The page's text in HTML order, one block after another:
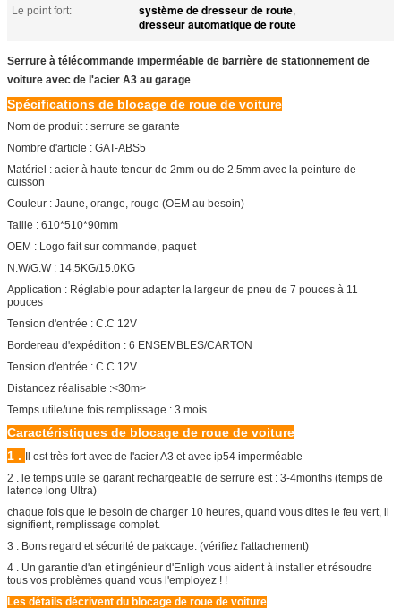
Le point fort: système de dresseur de route,
dresseur automatique de route
Serrure à télécommande imperméable de barrière de stationnement de
voiture avec de l'acier A3 au garage
Spécifications de blocage de roue de voiture
Nom de produit : serrure se garante
Nombre d'article : GAT-ABS5
Matériel : acier à haute teneur de 2mm ou de 2.5mm avec la peinture de
cuisson
Couleur : Jaune, orange, rouge (OEM au besoin)
Taille : 610*510*90mm
OEM : Logo fait sur commande, paquet
N.W/G.W : 14.5KG/15.0KG
Application : Réglable pour adapter la largeur de pneu de 7 pouces à 11
pouces
Tension d'entrée : C.C 12V
Bordereau d'expédition : 6 ENSEMBLES/CARTON
Tension d'entrée : C.C 12V
Distancez réalisable :<30m>
Temps utile/une fois remplissage : 3 mois
Caractéristiques de blocage de roue de voiture
1 . Il est très fort avec de l'acier A3 et avec ip54 imperméable
2 . le temps utile se garant rechargeable de serrure est : 3-4months (temps de
latence long Ultra)
chaque fois que le besoin de charger 10 heures, quand vous dites le feu vert, il
signifient, remplissage complet.
3 . Bons regard et sécurité de pakcage. (vérifiez l'attachement)
4 . Un garantie d'an et ingénieur d'Enligh vous aident à installer et résoudre
tous vos problèmes quand vous l'employez ! !
Les détails décrivent du blocage de roue de voiture